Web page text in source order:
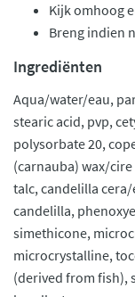
Kijk omhoog
Breng indien
Ingrediënten
Aqua/water/eau,
stearic acid, pvp,
polysorbate 20,
(carnauba) wax/
talc, candelilla
candelilla,
simethicone,
microcrystalline,
(derived from fish),